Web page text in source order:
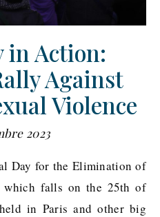
in Action:
Against
Violence
2023
which falls on the 25th of
in Paris and other big